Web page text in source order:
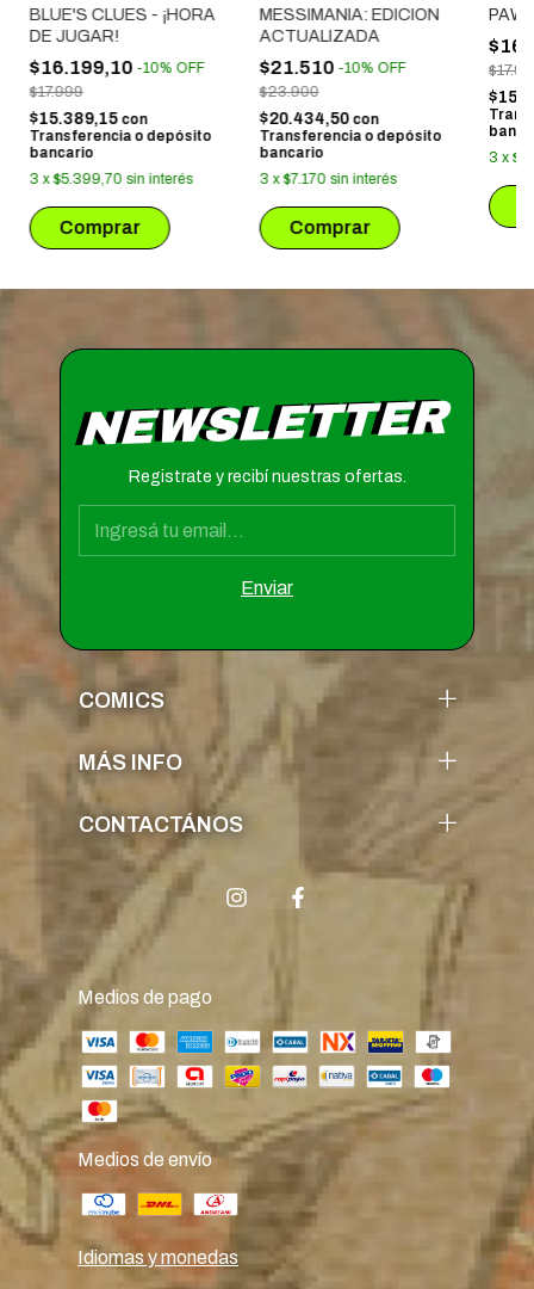
BLUE'S CLUES - ¡HORA
DE JUGAR!
$16.199,10 -10% OFF
$17.999
$15.389,15 con
Transferencia o depósito
bancario
3 x$5.399,70 sin interés
MESSIMANIA: EDICION
ACTUALIZADA
$21.510 -10% OFF
$23.900
$20.434,50 con
Transferencia o depósito
bancario
3 x$7.170 sin interés
PAW
3 x
NEWSLETTER
Registrate y recibí nuestras ofertas.
COMICS
MÁS INFO
CONTACTÁNOS
Medios de pago
Medios de envío
Idiomas y monedas